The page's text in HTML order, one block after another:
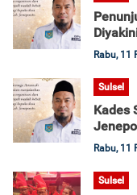
Rabu, 11
Sulsel
Kades
Rabu, 11
Sulsel